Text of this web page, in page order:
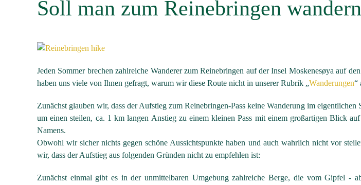
Soll man zum Reinebringen
Jeden Sommer brechen zahlreiche Wanderer zum Reinebringen auf der Insel Moskenesøya auf
haben uns viele von Ihnen gefragt, warum wir diese Route nicht in unserer Rubrik „Wanderungen“
Zunächst glauben wir, dass der Aufstieg zum Reinebringen-Pass keine Wanderung im eigentlichen
um einen steilen, ca. 1 km langen Anstieg zu einem kleinen Pass mit einem großartigen Blick
Namens.
Obwohl wir sicher nichts gegen schöne Aussichtspunkte haben und auch wahrlich nicht vor
wir, dass der Aufstieg aus folgenden Gründen nicht zu empfehlen ist:
Zunächst einmal gibt es in der unmittelbaren Umgebung zahlreiche Berge, die vom Gipfel -